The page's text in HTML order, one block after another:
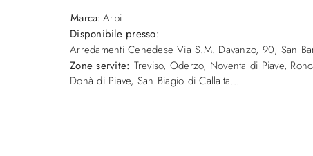
Marca: Arbi
Disponibile presso:
Arredamenti Cenedese Via S.M. Davanzo, 90, San
Zone servite: Treviso, Oderzo, Noventa di Piave,
Donà di Piave, San Biagio di Callalta...